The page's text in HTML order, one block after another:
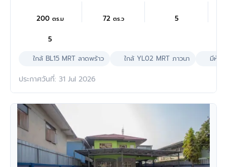
200ตร.ม 72 ตร.ว 5
5
ใกล้ BL15 MRT ลาดพร้าว
ใกล้ YL02 MRT ภาวนา มีห้อ
ประกาศวันที่: 31 Jul 2026